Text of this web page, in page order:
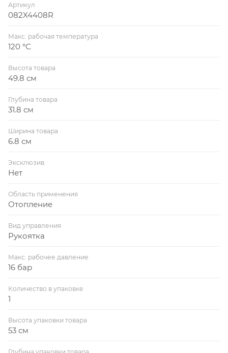
для использования в составе узлов управления
установок пожаротушения как пожарное запорное
устройство.
Артикул
082X4408R
Макс. рабочая температура
120 °С
Высота товара
49.8 см
Глубина товара
31.8 см
Ширина товара
6.8 см
Эксклюзив
Нет
Область применения
Отопление
Вид управления
Рукоятка
Макс. рабочее давление
16 бар
Количество в упаковке
1
Высота упаковки товара
53 см